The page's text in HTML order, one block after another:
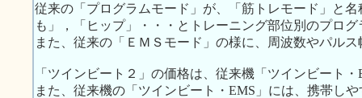
従来の「プログラムモード」が、「筋トレモード」と
も」，「ヒップ」・・・とトレーニング部位別のプロ
また、従来の「ＥＭＳモード」の様に、周波数やパル
「ツインビート２」の価格は、従来機「ツインビート
また、従来機の「ツインビート・EMS」には、携帯し